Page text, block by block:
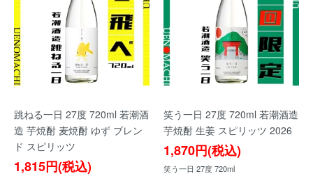
跳ねる一日 27度 720ml 若潮酒
造 芋焼酎 麦焼酎 ゆず ブレン
ド スピリッツ
1,815円(税込)
笑う一日 27度 720ml 若潮酒造
芋焼酎 生姜 スピリッツ 2026
1,870円(税込)
笑う一日 27度 720ml